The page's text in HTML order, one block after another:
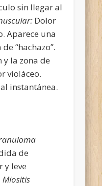
sin llegar al
Dolor
Aparece una
“hachazo”.
y la zona de
violáceo.
instantánea.
de
y leve
Miositis